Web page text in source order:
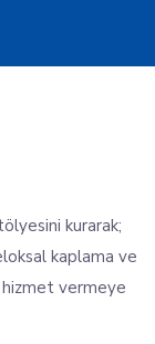
kurarak;
kaplama ve
vermeye